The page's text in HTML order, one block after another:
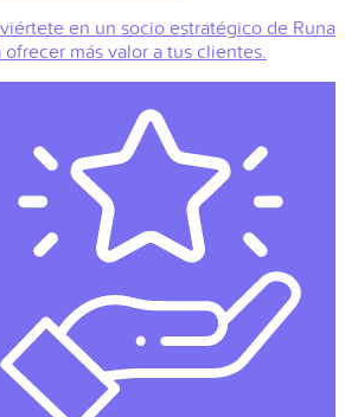
en un socio estratégico de Runa
ofrecer más valor a tus clientes.